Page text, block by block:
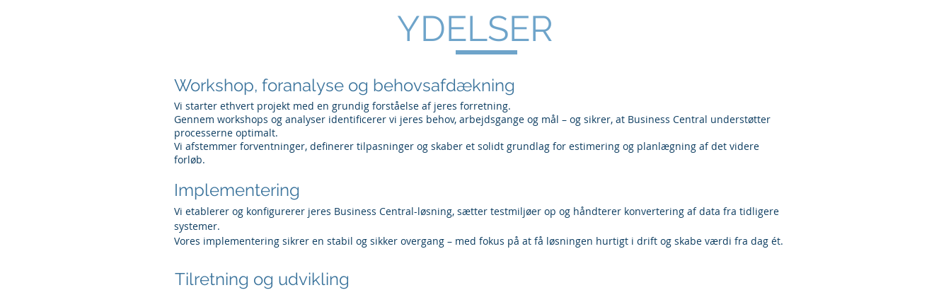
YDELSER
Workshop, foranalyse og behovsafdækning
Vi starter ethvert projekt med en grundig forståelse af jeres forretning.
Gennem workshops og analyser identificerer vi jeres behov, arbejdsgange og mål – og sikrer, at Business Central understøtter
processerne optimalt.
Vi afstemmer forventninger, definerer tilpasninger og skaber et solidt grundlag for estimering og planlægning af det videre
forløb.
Implementering
Vi etablerer og konfigurerer jeres Business Central-løsning, sætter testmiljøer op og håndterer konvertering af data fra tidligere
systemer.
Vores implementering sikrer en stabil og sikker overgang – med fokus på at få løsningen hurtigt i drift og skabe værdi fra dag ét.
Tilretning og udvikling